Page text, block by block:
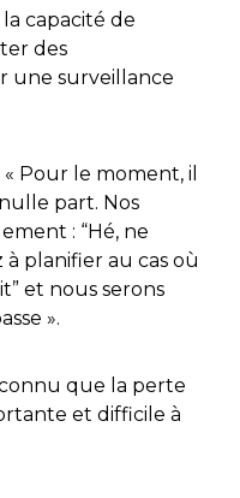
capacité de
des
une surveillance
Pour le moment, il
nulle part. Nos
: “Hé, ne
planifier au cas où
et nous serons
».
que la perte
et difficile à